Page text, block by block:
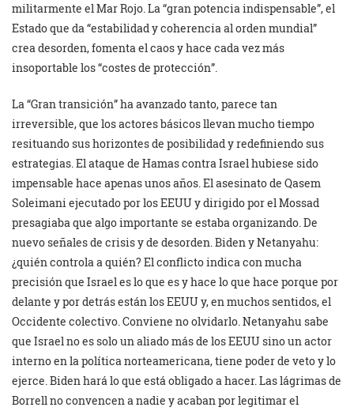
militarmente el Mar Rojo. La “gran potencia indispensable”, el
Estado que da “estabilidad y coherencia al orden mundial”
crea desorden, fomenta el caos y hace cada vez más
insoportable los “costes de protección”.
La “Gran transición” ha avanzado tanto, parece tan
irreversible, que los actores básicos llevan mucho tiempo
resituando sus horizontes de posibilidad y redefiniendo sus
estrategias. El ataque de Hamas contra Israel hubiese sido
impensable hace apenas unos años. El asesinato de Qasem
Soleimani ejecutado por los EEUU y dirigido por el Mossad
presagiaba que algo importante se estaba organizando. De
nuevo señales de crisis y de desorden. Biden y Netanyahu:
¿quién controla a quién? El conflicto indica con mucha
precisión que Israel es lo que es y hace lo que hace porque por
delante y por detrás están los EEUU y, en muchos sentidos, el
Occidente colectivo. Conviene no olvidarlo. Netanyahu sabe
que Israel no es solo un aliado más de los EEUU sino un actor
interno en la política norteamericana, tiene poder de veto y lo
ejerce. Biden hará lo que está obligado a hacer. Las lágrimas de
Borrell no convencen a nadie y acaban por legitimar el